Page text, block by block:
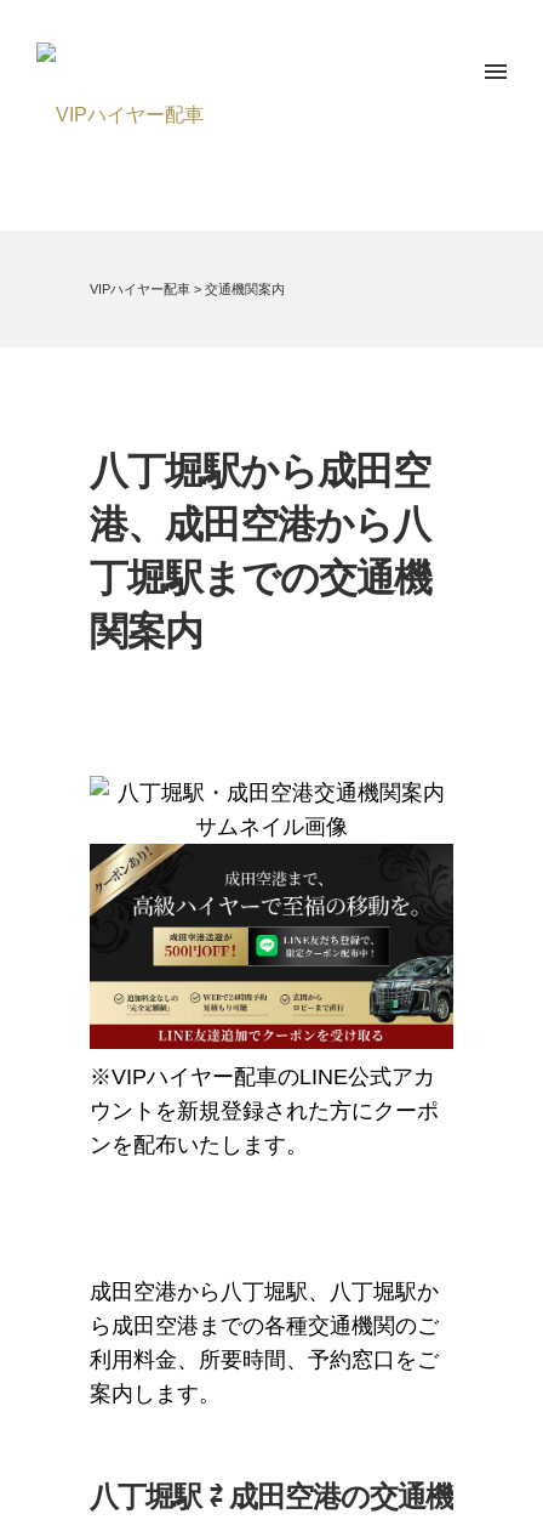
VIPハイヤー配車 > 交通機関案内
八丁堀駅から成田空
港、成田空港から八
丁堀駅までの交通機
関案内
※VIPハイヤー配車のLINE公式アカ
ウントを新規登録された方にクーポ
ンを配布いたします。
成田空港から八丁堀駅、八丁堀駅か
ら成田空港までの各種交通機関のご
利用料金、所要時間、予約窓口をご
案内します。
八丁堀駅 ⇄ 成田空港の交通機